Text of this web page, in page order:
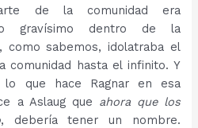
de la comunidad era
gravísimo dentro de la
como sabemos, idolatraba el
comunidad hasta el infinito. Y
lo que hace Ragnar en esa
a Aslaug que ahora que los
, debería tener un nombre.